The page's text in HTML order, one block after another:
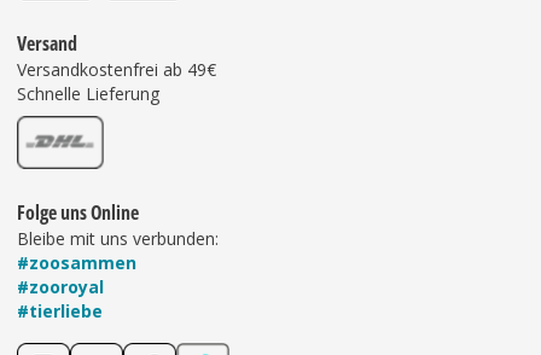
Versand
Versandkostenfrei ab 49€
Schnelle Lieferung
Folge uns Online
Bleibe mit uns verbunden:
#zoosammen
#zooroyal
#tierliebe